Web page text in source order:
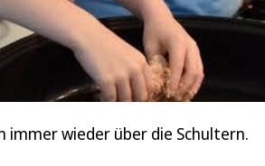
immer wieder über die Schultern.